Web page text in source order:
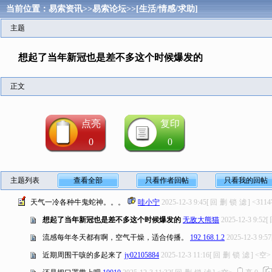
当前位置：易索资讯>>易索论坛>>[生活/情感/求助]
主题
想起了当年新冠也是差不多这个时候爆发的
正文
点亮
0
复印
0
主题列表 查看全部 只看作者回帖 只看我的回帖
天气一冷各种牛鬼蛇神。。。 哇小宁 2025-12-3 9:45[ 回 删 锁 滤 ]
想起了当年新冠也是差不多这个时候爆发的 无敌大熊猫 2025-12-3 9:52 [
流感每年冬天都有啊，空气干燥，适合传播。 192.168.1.2 2025-12-3 9:57
近期周围干咳的多起来了 jy02105884 2025-12-3 11:16[ 回 删 锁 滤 ] <空>